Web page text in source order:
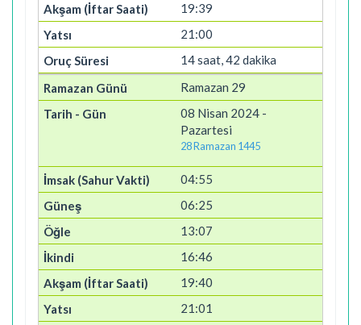
19:39
21:00
14 saat, 42 dakika
Ramazan 29
08 Nisan 2024 -
Pazartesi
28 Ramazan 1445
04:55
06:25
13:07
16:46
19:40
21:01